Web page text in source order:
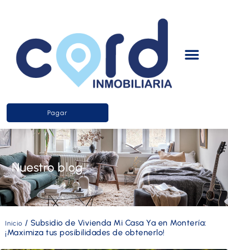
Pagar
Nuestro blog
Inicio / Subsidio de Vivienda Mi Casa Ya en Montería:
¡Maximiza tus posibilidades de obtenerlo!